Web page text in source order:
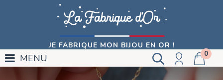
JE FABRIQUE MON BIJOU EN OR !
0
MENU